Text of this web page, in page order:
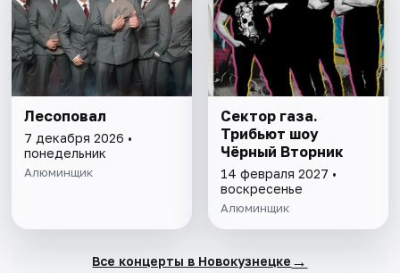
Лесоповал
7 декабря 2026 •
понедельник
Алюминщик
Сектор газа.
Трибьют шоу
Чёрный Вторник
14 февраля 2027 •
воскресенье
Алюминщик
Все концерты в Новокузнецке →